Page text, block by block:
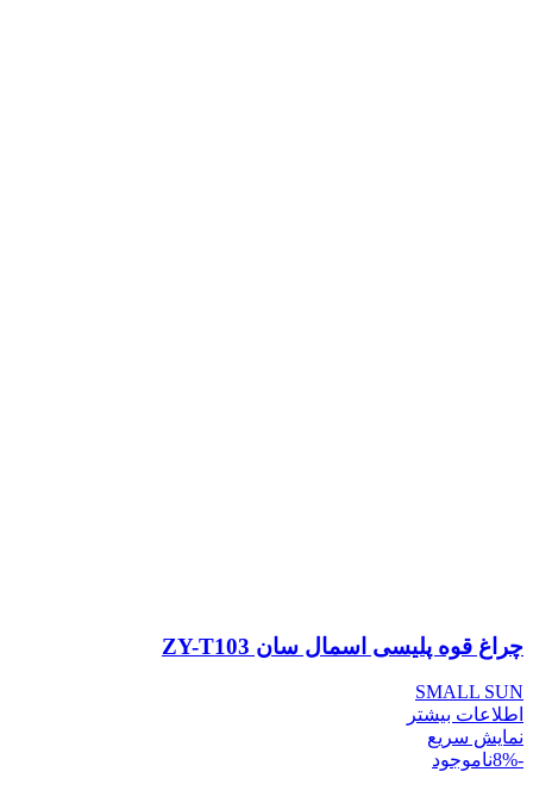
چراغ قوه پلیسی اسمال سان ZY-T103
SMALL SUN
اطلاعات بیشتر
نمایش سریع
-8%
ناموجود